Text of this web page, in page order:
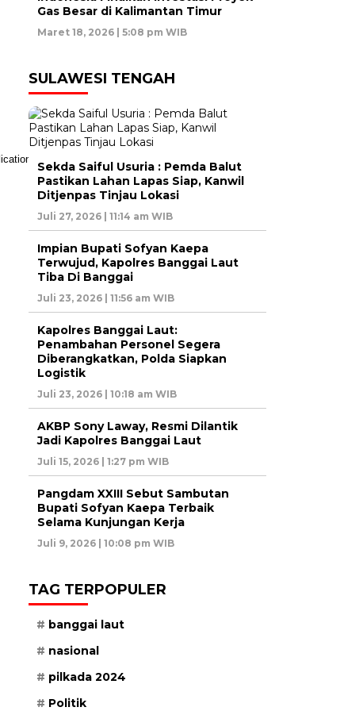
Gas Besar di Kalimantan Timur
Maret 18, 2026 | 5:08 pm WIB
SULAWESI TENGAH
Sekda Saiful Usuria : Pemda Balut
Pastikan Lahan Lapas Siap, Kanwil
Ditjenpas Tinjau Lokasi
Juli 27, 2026 | 11:14 am WIB
Impian Bupati Sofyan Kaepa
Terwujud, Kapolres Banggai Laut
Tiba Di Banggai
Juli 23, 2026 | 11:56 am WIB
Kapolres Banggai Laut:
Penambahan Personel Segera
Diberangkatkan, Polda Siapkan
Logistik
Juli 23, 2026 | 10:18 am WIB
AKBP Sony Laway, Resmi Dilantik
Jadi Kapolres Banggai Laut
Juli 15, 2026 | 1:27 pm WIB
Pangdam XXIII Sebut Sambutan
Bupati Sofyan Kaepa Terbaik
Selama Kunjungan Kerja
Juli 9, 2026 | 10:08 pm WIB
TAG TERPOPULER
banggai laut
nasional
pilkada 2024
Politik